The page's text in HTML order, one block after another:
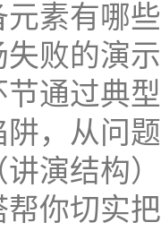
素有哪
败的演
通过典
，从问
演结构）
你切实